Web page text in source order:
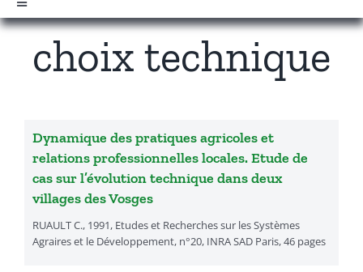
Navigation
à
bascule
Accueil
Actualités
Recherches & Activités
choix technique
Dynamique des pratiques agricoles et
relations professionnelles locales. Etude de
cas sur l’évolution technique dans deux
villages des Vosges
RUAULT C., 1991, Etudes et Recherches sur les Systèmes
Agraires et le Développement, n°20, INRA SAD Paris, 46 pages